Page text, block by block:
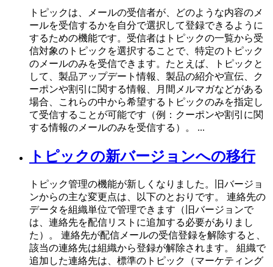
トピックは、メールの受信者が、どのような内容のメ
ールを受信するかを自分で選択して登録できるように
するための機能です。受信者はトピックの一覧から受
信対象のトピックを選択することで、特定のトピック
のメールのみを受信できます。たとえば、トピックと
して、製品アップデート情報、製品の紹介や宣伝、ク
ーポンや割引に関する情報、月間メルマガなどがある
場合、これらの中から希望するトピックのみを指定し
て受信することが可能です（例：クーポンや割引に関
する情報のメールのみを受信する）。 ...
トピックの新バージョンへの移行
トピック管理の機能が新しくなりました。旧バージョ
ンからの主な変更点は、以下のとおりです。 連絡先の
データを組織単位で管理できます（旧バージョンで
は、連絡先を配信リストに追加する必要がありまし
た）。 連絡先が配信メールの受信登録を解除すると、
該当の連絡先は組織から登録が解除されます。 組織で
追加した連絡先は、標準のトピック（マーケティング